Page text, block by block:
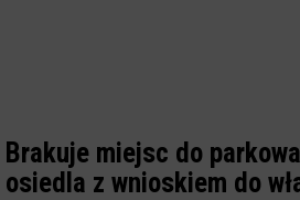
Brakuje miejsc do
osiedla z wnioskiem do